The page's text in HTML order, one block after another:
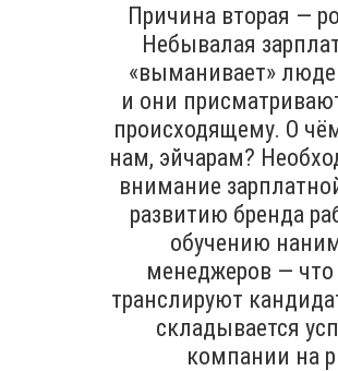
Причина вторая —
Небывалая
«выманивает»
и они
происходящему. О
нам, эйчарам?
внимание
развитию бренда
обучению
менеджеров — что
транслируют
складывается
компании на